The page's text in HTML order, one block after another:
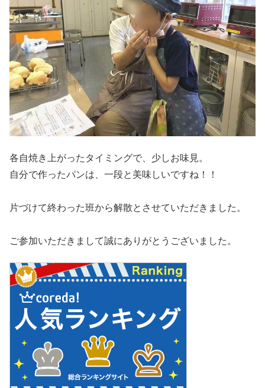
各自焼き上がったタイミングで、少しお味見。
自分で作ったパンは、一段と美味しいですね！！
片づけて終わった班から解散とさせていただきました。
ご参加いただきまして誠にありがとうございました。